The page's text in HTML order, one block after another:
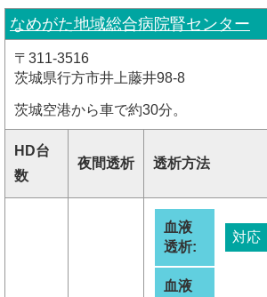
なめがた地域総合病院腎センター
〒311-3516
茨城県行方市井上藤井98-8
茨城空港から車で約30分。
HD台
数
夜間透析 透析方法
血液
透析:
対応
血液